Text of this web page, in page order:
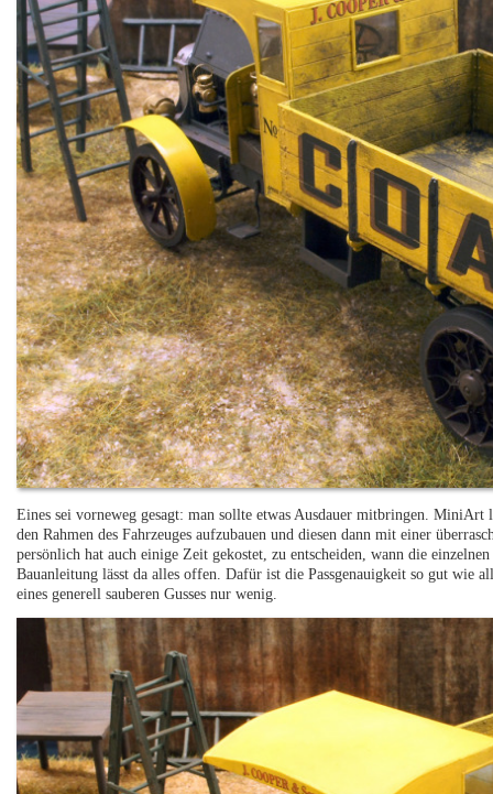
Eines sei vorneweg gesagt: man sollte etwas Ausdauer mitbringen.
den Rahmen des Fahrzeuges aufzubauen und diesen dann mit einer
persönlich hat auch einige Zeit gekostet, zu entscheiden, wann die
Bauanleitung lässt da alles offen. Dafür ist die Passgenauigkeit so gut wie
eines generell sauberen Gusses nur wenig.